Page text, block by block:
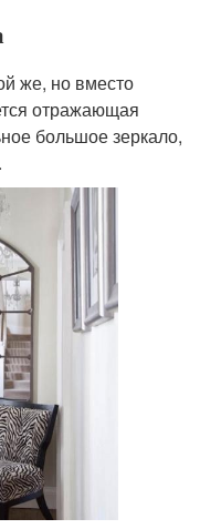
же, но вместо
отражающая
большое зеркало,